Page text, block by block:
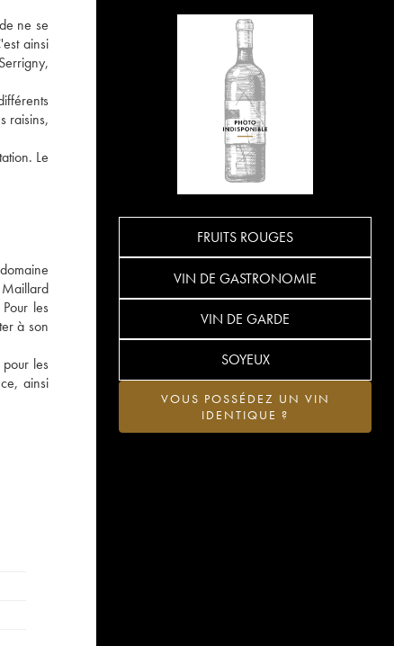
ne se
ainsi
raisins,
Le
les
à son
les
ainsi
FRUITS ROUGES
VIN DE GASTRONOMIE
VIN DE GARDE
SOYEUX
VOUS POSSÉDEZ UN VIN
IDENTIQUE ?